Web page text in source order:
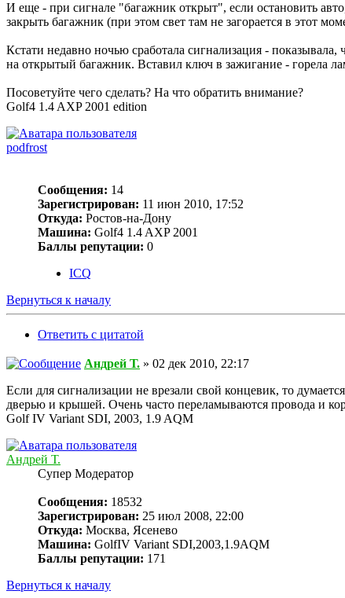
И еще - при сигнале "багажник открыт", если остановить
закрыть багажник (при этом свет там не загорается в этот
Кстати недавно ночью сработала сигнализация -
на открытый багажник. Вставил ключ в зажигание - горела
Посоветуйте чего сделать? На что обратить внимание?
Golf4 1.4 AXP 2001 edition
podfrost
Сообщения: 14
Зарегистрирован: 11 июн 2010, 17:52
Откуда: Ростов-на-Дону
Машина: Golf4 1.4 AXP 2001
Баллы репутации: 0
ICQ
Вернуться к началу
Ответить с цитатой
Андрей Т. » 02 дек 2010, 22:17
Если для сигнализации не врезали свой концевик, то
дверью и крышей. Очень часто переламываются провода и
Golf IV Variant SDI, 2003, 1.9 AQM
Андрей Т.
Супер Модератор
Сообщения: 18532
Зарегистрирован: 25 июл 2008, 22:00
Откуда: Москва, Ясенево
Машина: GolfIV Variant SDI,2003,1.9AQM
Баллы репутации: 171
Вернуться к началу